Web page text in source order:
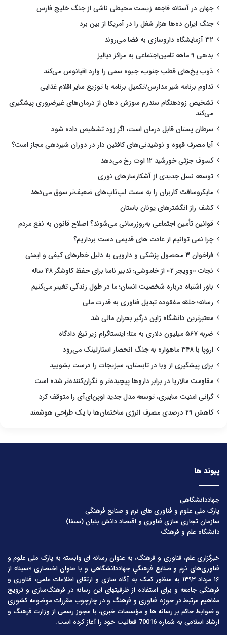
جهان در آستانه فاجعه زیست محیطی ناشی از جنگ خلیج فارس
جنگ ایران ده‌ها هزار شغل را در آمریکا از بین برد
۳۲ آزمایشگاه داروسازی به فضا می‌روند
بدهی ۹ ماهه تامین‌اجتماعی به مراکز دیالیز
ذوب یخ‌های قطب جنوب، جیوه سمی را وارد اقیانوس می‌کند
تداوم برنامه شیر مدارس/تکمیل برنامه با توزیع سایر اقلام غذایی
تشخیص زودهنگام سندرم سوزش دهان از درمان‌های غیرضروری پیشگیری
می‌کند
سرطان پستان قابل درمان است، اگر زود تشخیص داده شود
آیا مصرف قهوه و نوشیدنی‌های کافئین دار در دوران شیردهی مجاز است؟
کسوف جزئی خورشید ۱۲ اوت رخ می‌دهد
توسعه نسل جدیدی از آشکارسازهای نوری
مایکروسافت کاربران را به سمت لپ‌تاپ‌های ضعیف‌تر سوق می‌دهد
کشف راز انگشترهای یونان باستان
قوانین تأمین اجتماعی به‌روزرسانی می‌شوند؟ اصلاح قانون به نفع مردم
چرا نمی توانیم از عادت های قدیمی دست برداریم؟
فراخوان ۳ محصول پزشکی و دارویی به دلیل خطرهای کیفی و ایمنی
نجات «وویجر ۲» از خاموشی؛ تدبیر ناسا برای حفظ کاوشگر ۴۸ ساله
باور اشتباه درباره شخصیت انسان؛ ما در طول زندگی تغییر می‌کنیم
رسانه؛ حلقه مفقوده تبدیل فناوری به قدرت ملی
معتبرترین دانشگاه ژاپن درگیر بحران مالی شد
ضربه ۵۶۷ میلیون دلاری به متا؛ اینستاگرام زیر تیغ دادگاه
اروپا با ۳۴۸ ماهواره به جنگ انحصار استارلینک می‌رود
برای پیشگیری از وبا در تابستان، سبزیجات را درست بشویید
مقاومت مالاریا در برابر داروها پیچیده‌تر و نگران‌کننده‌تر شده است
گرانی امنیت سایبری، توسعه مدل جدید اوپن‌ای‌آی را متوقف کرد
کاهش ۲۹ درصدی مصرف انرژی ساختمان‌ها با یک طراحی هوشمند
پیوند ها
جهاددانشگاهی
پارک ملی علوم و فناوری های نرم و صنایع فرهنگی
سازمان تجاری سازی فناوری و اقتصاد دانش بنیان (ستفا)
دانشگاه علم و فرهنگ
خبرگزاری علم، فناوری و فرهنگ، به عنوان رسانه ای وابسته به پارک ملی علوم و
فناوری‌های نرم و صنایع فرهنگیِ جهاددانشگاهی و با عنوان اختصاری «سینا» از
۱۶ مرداد ۱۳۹۳ به منظور کمک به آگاه سازی و ارتقای اطلاعات علمی، فناوری و
فرهنگی جامعه و برای استفاده از ظرفیتهای این رسانه در فرهنگ‌سازی و ترویج
مفاهیم مرتبط در حوزه فناوری و فرهنگ و در چارچوب مقررات موضوعه کشوری
و ضوابط حاکم بر رسانه ها و مؤسسات خبری، با مجوز رسمی از وزارت فرهنگ و
ارشاد اسلامی به شماره 70016 فعالیت خود را آغاز کرده است.